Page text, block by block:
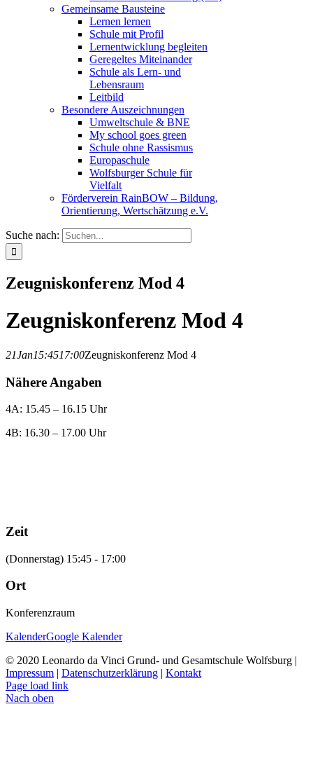
Gemeinsame Bausteine
Lernen lernen
Schule mit Profil
Lernentwicklung begleiten
Geregeltes Miteinander
Schule als Lern- und
Lebensraum
Leitbild
Besondere Auszeichnungen
Umweltschule & BNE
My school goes green
Schule ohne Rassismus
Europaschule
Wolfsburger Schule für
Vielfalt
Förderverein RainBOW – Bildung,
Orientierung, Wertschätzung e.V.
Suche nach:
Zeugniskonferenz Mod 4
Zeugniskonferenz Mod 4
21Jan15:4517:00Zeugniskonferenz Mod 4
Nähere Angaben
4A: 15.45 – 16.15 Uhr
4B: 16.30 – 17.00 Uhr
Zeit
(Donnerstag) 15:45 - 17:00
Ort
Konferenzraum
KalenderGoogle Kalender
© 2020 Leonardo da Vinci Grund- und Gesamtschule Wolfsburg |
Impressum | Datenschutzerklärung | Kontakt
Page load link
Nach oben